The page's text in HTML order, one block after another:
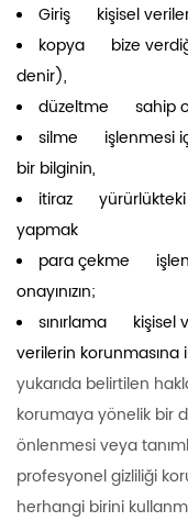
Giriş kişisel
kopya bize
denir),
düzeltme sahip
silme işlenmesi
bir bilginin,
itiraz yürürlükteki
yapmak
para çekme
onayınızın;
sınırlama kişisel
verilerin korunmasına
yukarıda belirtilen
korumaya yönelik bir
önlenmesi veya
profesyonel gizliliği
herhangi birini